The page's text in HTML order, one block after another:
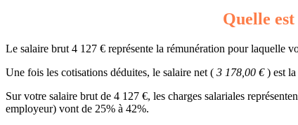
Quelle
Le salaire brut 4 127 € représente la rémunération pour laquelle
Une fois les cotisations déduites, le salaire net ( 3 178,00 €) est
Sur votre salaire brut de 4 127 €, les charges salariales
employeur) vont de 25% à 42%.